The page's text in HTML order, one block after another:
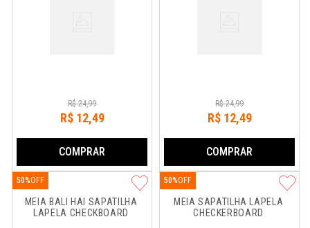
R$ 24,99
R$ 12,49
COMPRAR
R$ 24,99
R$ 12,49
COMPRAR
MEIA BALI HAI SAPATILHA
LAPELA CHECKBOARD
50%
MEIA SAPATILHA LAPELA
CHECKERBOARD
50%